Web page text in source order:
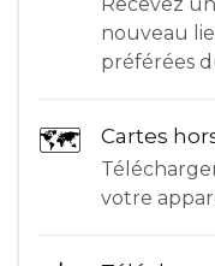
nouveau
préférées
🗺 Cartes
votre